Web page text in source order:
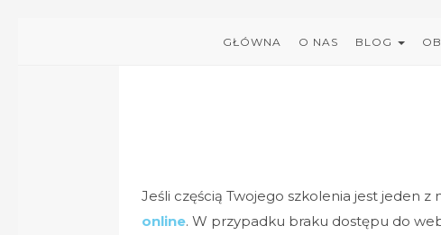
GŁÓWNA O NAS BLOG
Jeśli częścią Twojego szkolenia jest jeden
online. W przypadku braku dostępu do